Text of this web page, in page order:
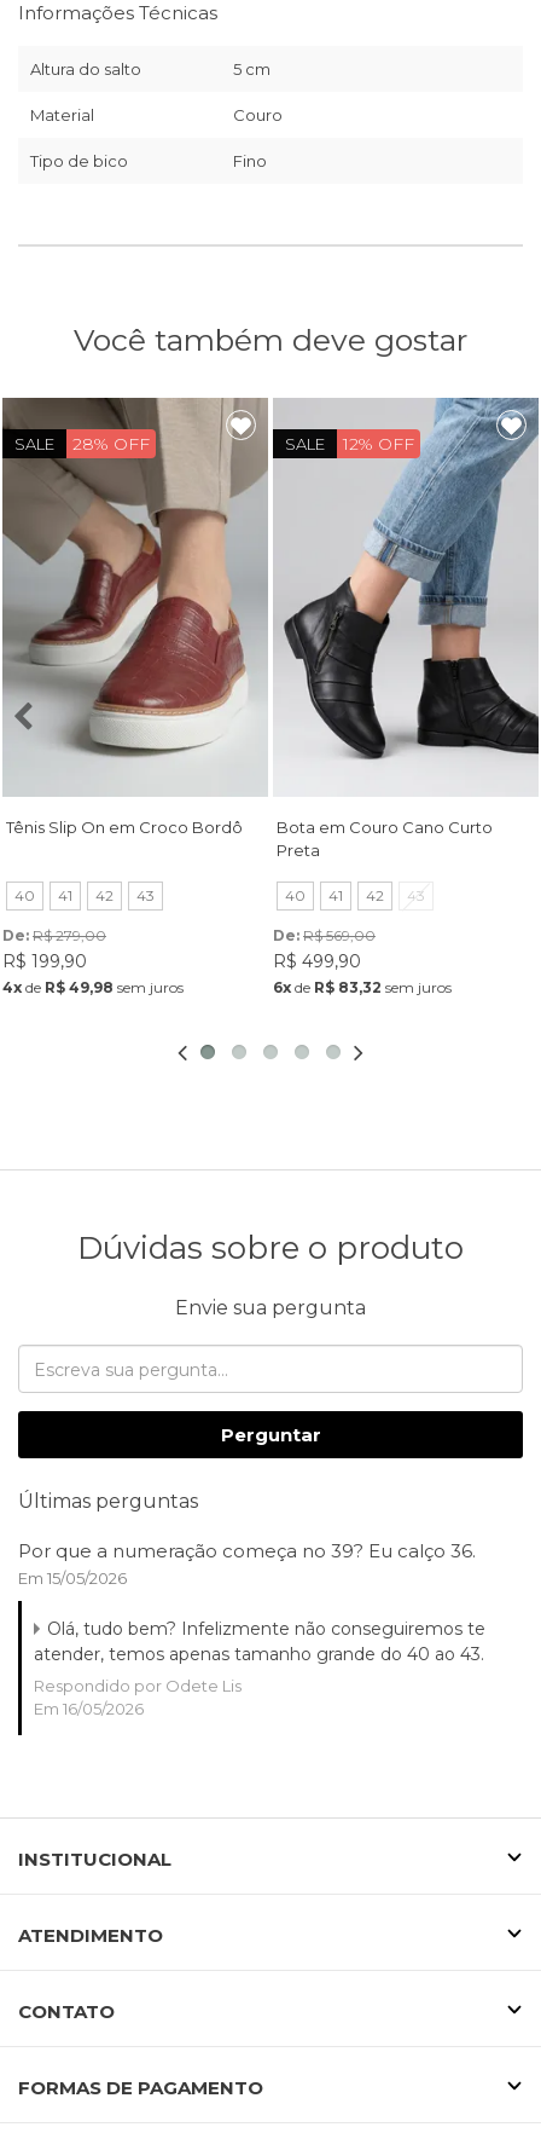
Informações Técnicas
Altura do salto 5 cm
Material Couro
Tipo de bico Fino
Você também deve gostar
SALE 28% OFF
Tênis Slip On em Croco Bordô
40 41 42 43
De: R$ 279,00
R$ 199,90
4x de R$ 49,98 sem juros
SALE 12% OFF
Bota em Couro Cano Curto
Preta
40 41 42 43
De: R$ 569,00
R$ 499,90
6x de R$ 83,32 sem juros
Dúvidas sobre o produto
Envie sua pergunta
Perguntar
Últimas perguntas
Por que a numeração começa no 39? Eu calço 36.
Em 15/05/2026
Olá, tudo bem? Infelizmente não conseguiremos te
atender, temos apenas tamanho grande do 40 ao 43.
Respondido por Odete Lis
Em 16/05/2026
INSTITUCIONAL
ATENDIMENTO
CONTATO
FORMAS DE PAGAMENTO